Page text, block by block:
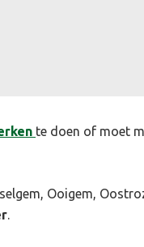
te doen of moet
Ooigem,
.